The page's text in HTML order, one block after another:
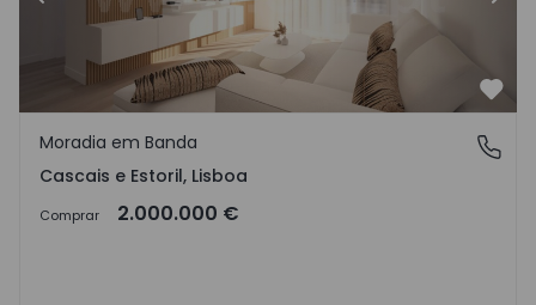
Anterior
Cascais e Estoril, Lisboa
Moradia em Banda
Cascais e Estoril, Lisboa
Comprar 2.000.000 €